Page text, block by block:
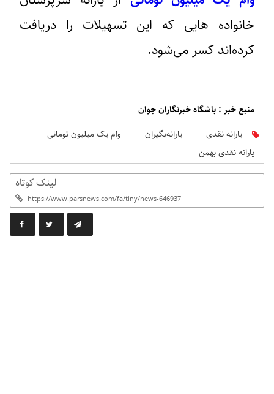
خانواده هایی که این تسهیلات را دریافت
کرده‌اند کسر می‌شود.
منبع خبر : باشگاه خبرنگاران جوان
یارانه نقدی
یارانه‌بگیران
وام یک میلیون تومانی
یارانه نقدی بهمن
لینک کوتاه